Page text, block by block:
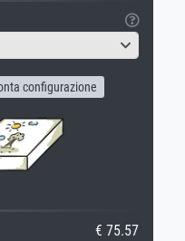
configurazione
€ 75.57